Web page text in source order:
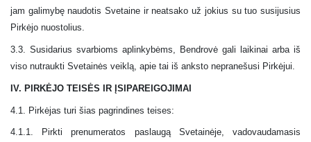
jam galimybę naudotis Svetaine ir neatsako už jokius su tuo susijusius
Pirkėjo nuostolius.
3.3. Susidarius svarbioms aplinkybėms, Bendrovė gali laikinai arba iš
viso nutraukti Svetainės veiklą, apie tai iš anksto nepranešusi Pirkėjui.
IV. PIRKĖJO TEISĖS IR ĮSIPAREIGOJIMAI
4.1. Pirkėjas turi šias pagrindines teises:
4.1.1. Pirkti prenumeratos paslaugą Svetainėje, vadovaudamasis